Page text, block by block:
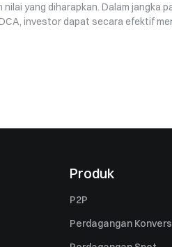
yang diharapkan. Dalam
investor dapat secara efektif
Produk
P2P
Perdagangan